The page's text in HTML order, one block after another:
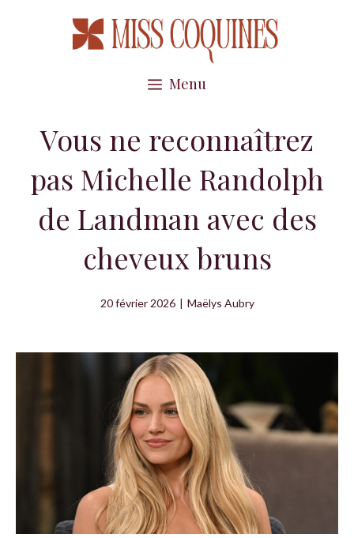
Menu
Vous ne reconnaîtrez
pas Michelle Randolph
de Landman avec des
cheveux bruns
20 février 2026 | Maëlys Aubry